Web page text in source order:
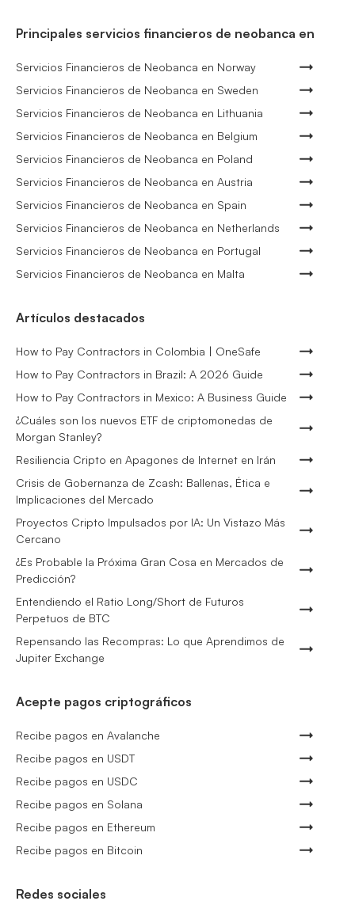
Principales servicios financieros de neobanca en
Servicios Financieros de Neobanca en Norway
Servicios Financieros de Neobanca en Sweden
Servicios Financieros de Neobanca en Lithuania
Servicios Financieros de Neobanca en Belgium
Servicios Financieros de Neobanca en Poland
Servicios Financieros de Neobanca en Austria
Servicios Financieros de Neobanca en Spain
Servicios Financieros de Neobanca en Netherlands
Servicios Financieros de Neobanca en Portugal
Servicios Financieros de Neobanca en Malta
Artículos destacados
How to Pay Contractors in Colombia | OneSafe
How to Pay Contractors in Brazil: A 2026 Guide
How to Pay Contractors in Mexico: A Business Guide
¿Cuáles son los nuevos ETF de criptomonedas de
Morgan Stanley?
Resiliencia Cripto en Apagones de Internet en Irán
Crisis de Gobernanza de Zcash: Ballenas, Ética e
Implicaciones del Mercado
Proyectos Cripto Impulsados por IA: Un Vistazo Más
Cercano
¿Es Probable la Próxima Gran Cosa en Mercados de
Predicción?
Entendiendo el Ratio Long/Short de Futuros
Perpetuos de BTC
Repensando las Recompras: Lo que Aprendimos de
Jupiter Exchange
Acepte pagos criptográficos
Recibe pagos en Avalanche
Recibe pagos en USDT
Recibe pagos en USDC
Recibe pagos en Solana
Recibe pagos en Ethereum
Recibe pagos en Bitcoin
Redes sociales